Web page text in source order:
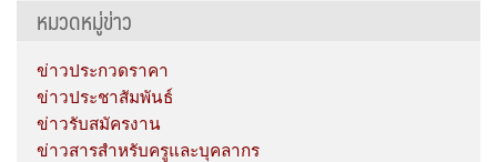
หมวดหมู่ข่าว
ข่าวประกวดราคา
ข่าวประชาสัมพันธ์
ข่าวรับสมัครงาน
ข่าวสารสำหรับครูและบุคลากร